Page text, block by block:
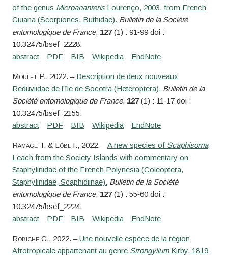
of the genus MicroananterisLourenço, 2003, from French
Guiana (Scorpiones, Buthidae). Bulletin de la Société
entomologique de France, 127(1) : 91‑99 doi :
10.32475/bsef_2228.
MouletP., 2022. – Description de deux nouveaux
Reduviidae de l’île de Socotra (Heteroptera). Bulletin de la
Société entomologique de France, 127(1) : 11‑17 doi :
10.32475/bsef_2155.
RamageT. & Löbl I., 2022. –A new species of Scaphisoma
Leach from the Society Islands with commentary on
Staphylinidae of the French Polynesia (Coleoptera,
Staphylinidae, Scaphidiinae). Bulletin de la Société
entomologique de France, 127(1) : 55‑60 doi :
10.32475/bsef_2224.
RobicheG., 2022. –Une nouvelle espèce de la région
Afrotropicale appartenant au genre StrongyliumKirby, 1819